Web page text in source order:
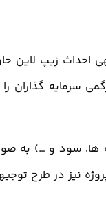
احداث زیپ لاین
سرمایه گذاران
ها، سود و …) به
نیز در طرح